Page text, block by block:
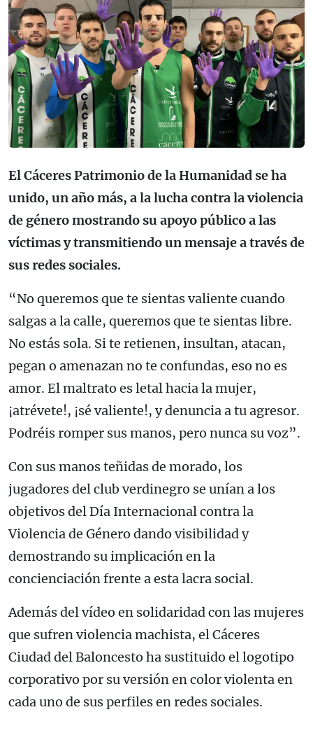
El Cáceres Patrimonio de la Humanidad se ha
unido, un año más, a la lucha contra la violencia
de género mostrando su apoyo público a las
víctimas y transmitiendo un mensaje a través de
sus redes sociales.
“No queremos que te sientas valiente cuando
salgas a la calle, queremos que te sientas libre.
No estás sola. Si te retienen, insultan, atacan,
pegan o amenazan no te confundas, eso no es
amor. El maltrato es letal hacia la mujer,
¡atrévete!, ¡sé valiente!, y denuncia a tu agresor.
Podréis romper sus manos, pero nunca su voz”.
Con sus manos teñidas de morado, los
jugadores del club verdinegro se unían a los
objetivos del Día Internacional contra la
Violencia de Género dando visibilidad y
demostrando su implicación en la
concienciación frente a esta lacra social.
Además del vídeo en solidaridad con las mujeres
que sufren violencia machista, el Cáceres
Ciudad del Baloncesto ha sustituido el logotipo
corporativo por su versión en color violenta en
cada uno de sus perfiles en redes sociales.